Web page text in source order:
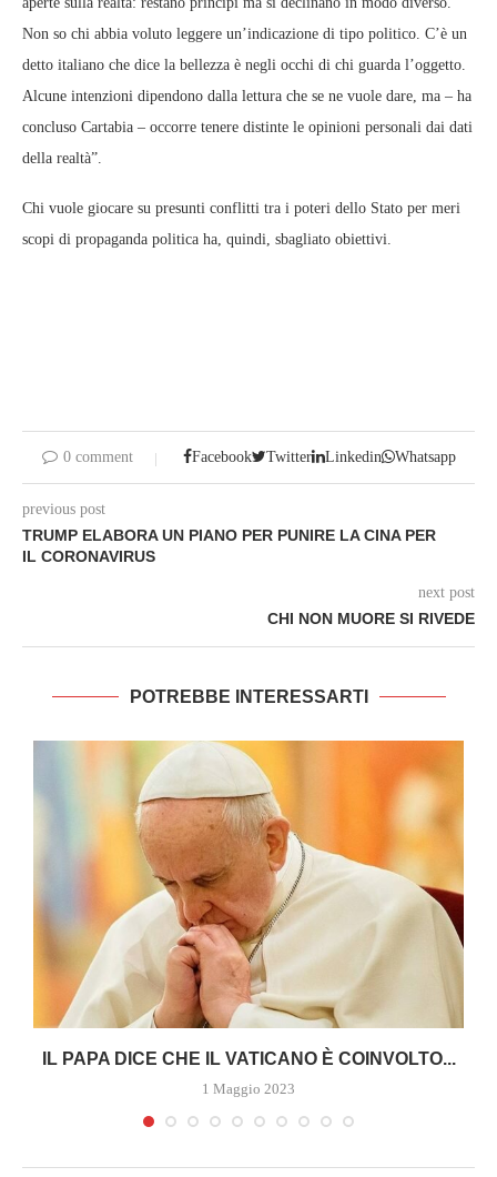
Non so chi abbia voluto leggere un’indicazione di tipo politico. C’è un
detto italiano che dice la bellezza è negli occhi di chi guarda l’oggetto.
Alcune intenzioni dipendono dalla lettura che se ne vuole dare, ma – ha
concluso Cartabia – occorre tenere distinte le opinioni personali dai dati
della realtà”.
Chi vuole giocare su presunti conflitti tra i poteri dello Stato per meri
scopi di propaganda politica ha, quindi, sbagliato obiettivi.
0 comment Facebook Twitter Linkedin Whatsapp
previous post
TRUMP ELABORA UN PIANO PER PUNIRE LA CINA PER
IL CORONAVIRUS
next post
CHI NON MUORE SI RIVEDE
POTREBBE INTERESSARTI
IL PAPA DICE CHE IL VATICANO È COINVOLTO...
1 Maggio 2023